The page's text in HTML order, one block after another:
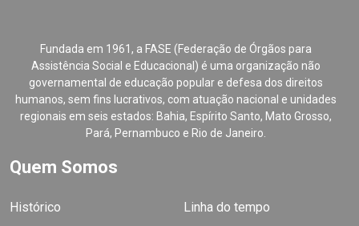
Fundada em 1961, a FASE (Federação de Órgãos para
Assistência Social e Educacional) é uma organização não
governamental de educação popular e defesa dos direitos
humanos, sem fins lucrativos, com atuação nacional e unidades
regionais em seis estados: Bahia, Espírito Santo, Mato Grosso,
Pará, Pernambuco e Rio de Janeiro.
Quem Somos
Histórico
Linha do tempo